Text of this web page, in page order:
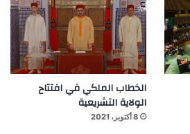
الخطاب الملكي في افتتاح
الولاية التشريعية
8 أكتوبر، 2021